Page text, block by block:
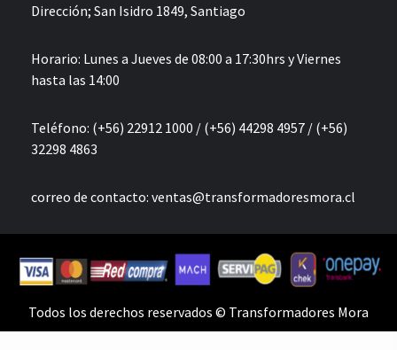
Dirección; San Isidro 1849, Santiago
Horario: Lunes a Jueves de 08:00 a 17:30hrs y Viernes
hasta las 14:00
Teléfono: (+56) 22912 1000 / (+56) 44298 4957 / (+56)
32298 4863
correo de contacto: ventas@transformadoresmora.cl
Todos los derechos reservados © Transformadores Mora